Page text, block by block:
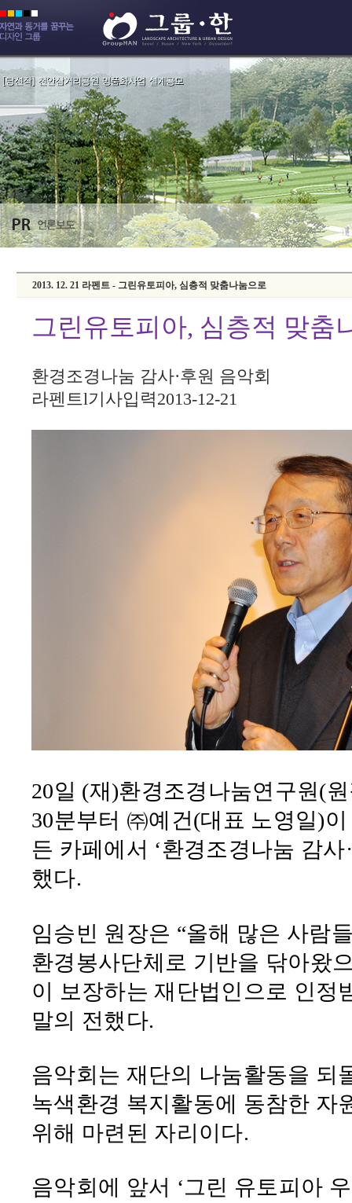
2013. 12. 21 라펜트 - 그린유토피아, 심층적 맞춤나눔으로
그린유토피아, 심층적 맞춤
환경조경나눔 감사·후원 음악회
라펜트l기사입력2013-12-21
20일 (재 )환경조경나눔연구원(
30분부터 ㈜예건(대표 노영일)
든 카페에서 ‘환경조경나눔 감사
했다.
임승빈 원장은 “올해 많은 사람
환경봉사단체로 기반을 닦아왔
이 보장하는 재단법인으로 인정
말의 전했다.
음악회는 재단의 나눔활동을 되
녹색환경 복지활동에 동참한 자
위해 마련된 자리이다.
음악회에 앞서 ‘그린 유토피아